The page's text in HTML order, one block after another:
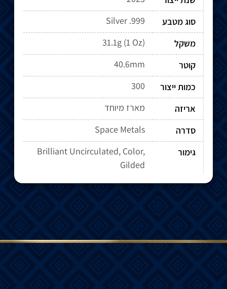
סוג מטבע
Silver .999
משקל
31.1g (1 Oz)
קוטר
40.6mm
כמות ייצור
300
אריזה
מארז מיוחד
סדרה
Space Metals
גימור
Brilliant Uncirculated, Color,
Gilded